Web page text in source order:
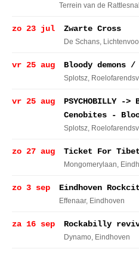
Terrein van de
zo 23 jul Zwarte Cross
De Schans,
vr 25 aug Bloody demons
Splotsz,
vr 25 aug
PSYCHOBILLY -
Cenobites -
Splotsz,
zo 27 aug Ticket For Tibet
Mongomerylaan,
zo 3 sep Eindhoven
Effenaar, Eindhoven
za 16 sep Rockabilly
Dynamo, Eindhoven